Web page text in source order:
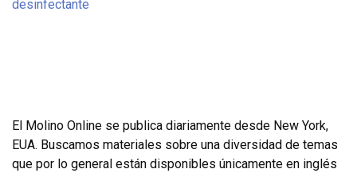
El Molino Online se publica diariamente desde New York,
EUA. Buscamos materiales sobre una diversidad de temas
que por lo general están disponibles únicamente en inglés